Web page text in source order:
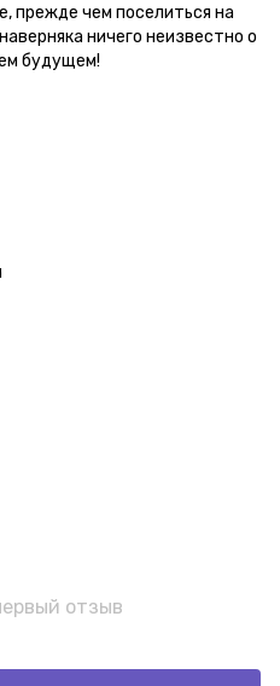
прежде чем поселиться на
ничего неизвестно о
будущем!
отзыв